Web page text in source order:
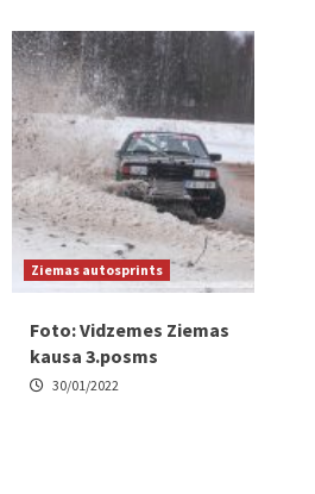
Ziemas autosprints
Foto: Vidzemes Ziemas
kausa 3.posms
30/01/2022